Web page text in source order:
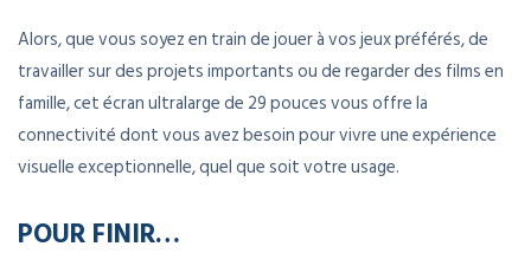
Alors, que vous soyez en train de jouer à vos jeux préférés, de
travailler sur des projets importants ou de regarder des films en
famille, cet écran ultralarge de 29 pouces vous offre la
connectivité dont vous avez besoin pour vivre une expérience
visuelle exceptionnelle, quel que soit votre usage.
POUR FINIR…